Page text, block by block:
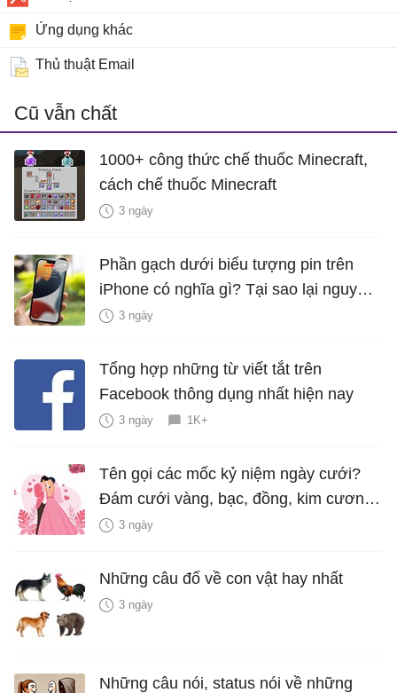
Ứng dụng khác
Thủ thuật Email
Cũ vẫn chất
1000+ công thức chế thuốc Minecraft,
cách chế thuốc Minecraft
3 ngày
Phần gạch dưới biểu tượng pin trên
iPhone có nghĩa gì? Tại sao lại nguy
hiểm?
3 ngày
Tổng hợp những từ viết tắt trên
Facebook thông dụng nhất hiện nay
3 ngày 1K+
Tên gọi các mốc kỷ niệm ngày cưới?
Đám cưới vàng, bạc, đồng, kim cương
là bao nhiêu năm?
3 ngày
Những câu đố về con vật hay nhất
3 ngày
Những câu nói, status nói về những